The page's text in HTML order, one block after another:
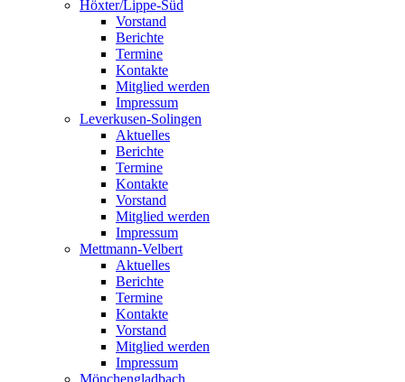
Höxter/Lippe-Süd
Vorstand
Berichte
Termine
Kontakte
Mitglied werden
Impressum
Leverkusen-Solingen
Aktuelles
Berichte
Termine
Kontakte
Vorstand
Mitglied werden
Impressum
Mettmann-Velbert
Aktuelles
Berichte
Termine
Kontakte
Vorstand
Mitglied werden
Impressum
Mönchengladbach